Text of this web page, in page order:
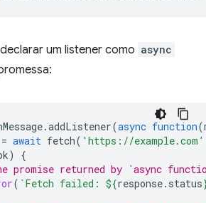
um listener como async
.addListener(async function(
= await fetch( 'https://example.com'
)
{
promise returned by `async
( `Fetch failed: ${response. status